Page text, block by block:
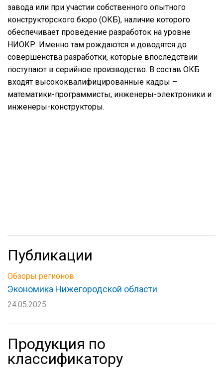
завода или при участии собственного опытного
конструкторского бюро (ОКБ), наличие которого
обеспечивает проведение разработок на уровне
НИОКР. Именно там рождаются и доводятся до
совершенства разработки, которые впоследствии
поступают в серийное производство. В состав ОКБ
входят высококвалифицированные кадры –
математики-программисты, инженеры-электроники и
инженеры-конструкторы.
Публикации
Обзоры регионов
Экономика Нижегородской области
24.05.2025
Продукция по
классификатору